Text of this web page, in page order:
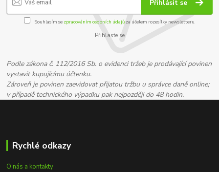
Přihlásit se
Souhlasím se zpracováním osobních údajůza účelem rozesílky newsletteru.
Přihlaste se
Podle zákona č. 112/2016 Sb. o evidenci tržeb je prodávající povinen
vystavit kupujícímu účtenku.
Zároveň je povinen zaevidovat přijatou tržbu u správce daně online;
v případě technického výpadku pak nejpozději do 48 hodin.
Rychlé odkazy
O nás a kontakty